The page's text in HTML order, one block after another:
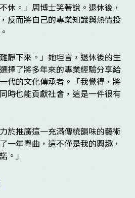
休。」周博士笑著說。退休後，
反而將自己的專業知識與熱情投
靜下來。」她坦言，退休後的生
擇了將多年來的專業經驗分享給
代的文化傳承者。「我覺得，將
時也能貢獻社會，這是一件很有
於推廣這一充滿傳統韻味的藝術
一年粵曲，這不僅是我的興趣，
。」